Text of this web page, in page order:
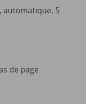
automatique, 5
de page